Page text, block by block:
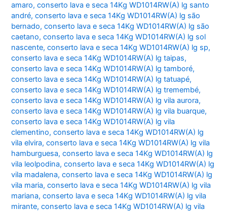
amaro,conserto lava e seca 14Kg WD1014RW(A) lg santo
andré,conserto lava e seca 14Kg WD1014RW(A) lg são
bernado,conserto lava e seca 14Kg WD1014RW(A) lg são
caetano,conserto lava e seca 14Kg WD1014RW(A) lg sol
nascente,conserto lava e seca 14Kg WD1014RW(A) lg sp,
conserto lava e seca 14Kg WD1014RW(A) lg taipas,
conserto lava e seca 14Kg WD1014RW(A) lg tamboré,
conserto lava e seca 14Kg WD1014RW(A) lg tatuapé,
conserto lava e seca 14Kg WD1014RW(A) lg tremembé,
conserto lava e seca 14Kg WD1014RW(A) lg vila aurora,
conserto lava e seca 14Kg WD1014RW(A) lg vila buarque,
conserto lava e seca 14Kg WD1014RW(A) lg vila
clementino,conserto lava e seca 14Kg WD1014RW(A) lg
vila elvira,conserto lava e seca 14Kg WD1014RW(A) lg vila
hamburguesa,conserto lava e seca 14Kg WD1014RW(A) lg
vila leolpodina,conserto lava e seca 14Kg WD1014RW(A) lg
vila madalena,conserto lava e seca 14Kg WD1014RW(A) lg
vila maria,conserto lava e seca 14Kg WD1014RW(A) lg vila
mariana,conserto lava e seca 14Kg WD1014RW(A) lg vila
mirante,conserto lava e seca 14Kg WD1014RW(A) lg vila